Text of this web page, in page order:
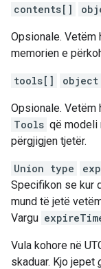
contents[]
Opsionale. Vetëm
memorien e
tools[]
Opsionale. Vetëm
Tools që modeli
përgjigjen tjetër.
Union type
Specifikon se kur
mund të jetë
Vargu
Vula kohore në
skaduar. Kjo jepet